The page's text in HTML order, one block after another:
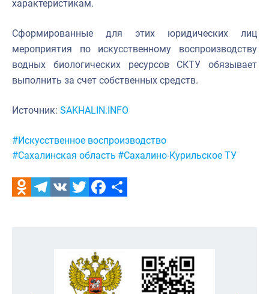
характеристикам.
Сформированные для этих юридических лиц
мероприятия по искусственному воспроизводству
водных биологических ресурсов СКТУ обязывает
выполнить за счет собственных средств.
Источник: SAKHALIN.INFO
Метки:
#Искусственное воспроизводство
#Сахалинская область #Сахалино-Курильское ТУ